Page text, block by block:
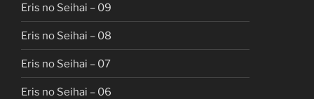
Eris no Seihai – 09
Eris no Seihai – 08
Eris no Seihai – 07
Eris no Seihai – 06